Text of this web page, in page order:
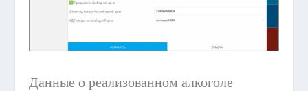
Данные о реализованном алкоголе